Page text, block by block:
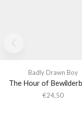
Badly Drawn Boy
The Hour of
€24,50